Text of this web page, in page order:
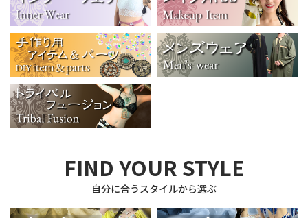
FIND YOUR STYLE
自分に合うスタイルから選ぶ